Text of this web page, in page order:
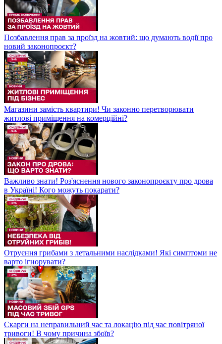
Позбавлення прав за проїзд на жовтий: що думають водії про
новий законопроєкт?
Магазини замість квартири! Чи законно перетворювати
житлові приміщення на комерційні?
Важливо знати! Роз'яснення нового законопроєкту про дрова
в Україні! Кого можуть покарати?
Отруєння грибами з летальними наслідками! Які симптоми не
варто ігнорувати?
Скарги на неправильний час та локацію під час повітряної
тривоги! В чому причина збоїв?